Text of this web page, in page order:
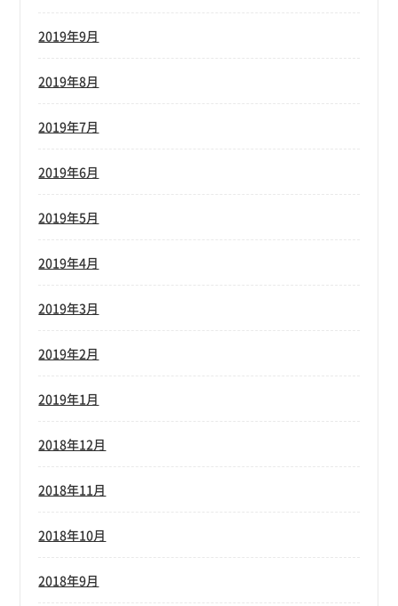
2019年9月
2019年8月
2019年7月
2019年6月
2019年5月
2019年4月
2019年3月
2019年2月
2019年1月
2018年12月
2018年11月
2018年10月
2018年9月